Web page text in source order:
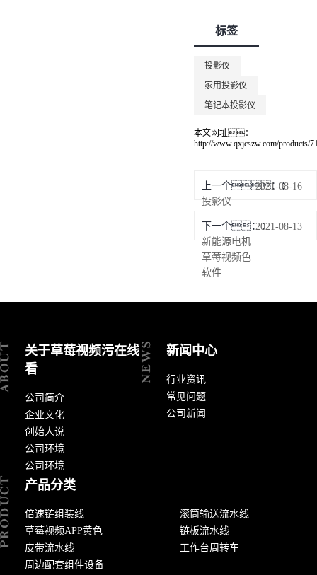
标签
投影仪
家用投影仪
笔记本投影仪
本文网址：
http://www.qxjcszw.com/products/
上一个：
投影仪
2021-08-16
下一个：
新能源电机
草莓视频色
软件
2021-08-13
关于草莓视频污在线
看
公司简介
企业文化
创始人说
公司环境
公司环境
新闻中心
行业资讯
常见问题
公司新闻
产品分类
倍速链组装线
滚筒输送流水线
草莓视频APP黄色
链板流水线
皮带流水线
工作台周转车
周边配套组件设备